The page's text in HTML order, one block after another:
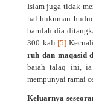
Islam juga tidak
hal hukuman
barulah dia
300 kali.[5]
ruh dan maqasid
baiah talaq ini, ia
mempunyai ramai
Keluarnya